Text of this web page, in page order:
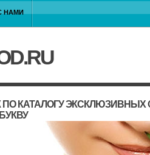
НАМИ
КАТАЛОГУ